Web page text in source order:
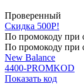
Проверенный
Скидка 500Р!
По промокоду при
По промокоду при
New Balance
4400-PROMKOD
Показать код